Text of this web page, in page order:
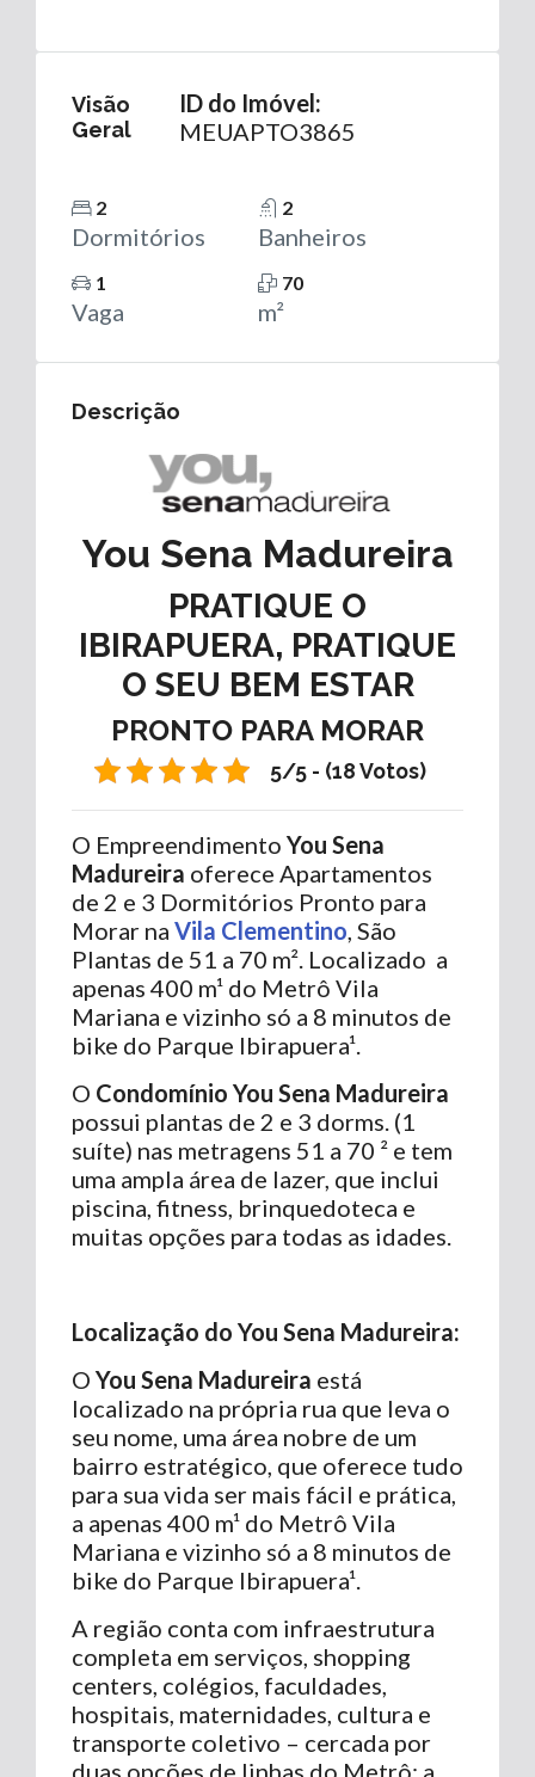
Visão
Geral
ID do Imóvel:
MEUAPTO3865
2
Dormitórios
2
Banheiros
1
Vaga
70
m²
Descrição
You Sena Madureira
PRATIQUE O
IBIRAPUERA, PRATIQUE
O SEU BEM ESTAR
PRONTO PARA MORAR
5/5 - (18 Votos)
O Empreendimento You Sena
Madureira oferece Apartamentos
de 2 e 3 Dormitórios Pronto para
Morar na Vila Clementino, São
Plantas de 51 a 70 m². Localizado a
apenas 400 m¹ do Metrô Vila
Mariana e vizinho só a 8 minutos de
bike do Parque Ibirapuera¹.
O Condomínio You Sena Madureira
possui plantas de 2 e 3 dorms. (1
suíte) nas metragens 51 a 70 ² e tem
uma ampla área de lazer, que inclui
piscina, fitness, brinquedoteca e
muitas opções para todas as idades.
Localização do You Sena Madureira:
O You Sena Madureira está
localizado na própria rua que leva o
seu nome, uma área nobre de um
bairro estratégico, que oferece tudo
para sua vida ser mais fácil e prática,
a apenas 400 m¹ do Metrô Vila
Mariana e vizinho só a 8 minutos de
bike do Parque Ibirapuera¹.
A região conta com infraestrutura
completa em serviços, shopping
centers, colégios, faculdades,
hospitais, maternidades, cultura e
transporte coletivo – cercada por
duas opções de linhas do Metrô: a